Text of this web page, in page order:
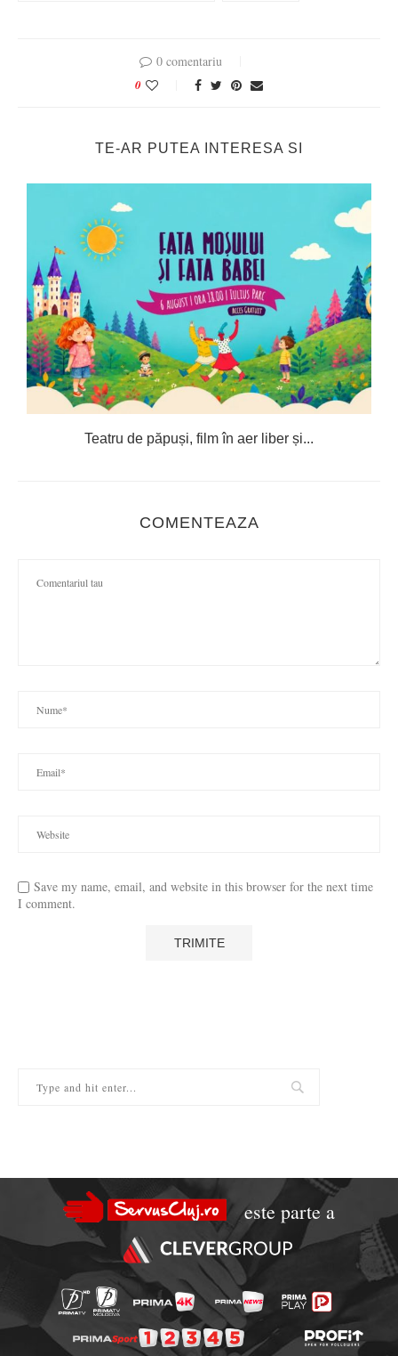
0 comentariu
0
TE-AR PUTEA INTERESA SI
Teatru de păpuși, film în aer liber și...
COMENTEAZA
Save my name, email, and website in this browser for the next time
I comment.
este parte a